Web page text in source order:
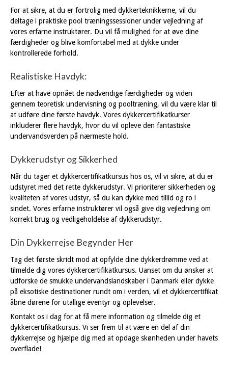
For at sikre, at du er fortrolig med dykkerteknikkerne, vil du
deltage i praktiske pool træningssessioner under vejledning af
vores erfarne instruktører. Du vil få mulighed for at øve dine
færdigheder og blive komfortabel med at dykke under
kontrollerede forhold.
Realistiske Havdyk:
Efter at have opnået de nødvendige færdigheder og viden
gennem teoretisk undervisning og pooltræning, vil du være klar til
at udføre dine første havdyk. Vores dykkercertifikatkurser
inkluderer flere havdyk, hvor du vil opleve den fantastiske
undervandsverden på nærmeste hold.
Dykkerudstyr og Sikkerhed
Når du tager et dykkercertifikatkursus hos os, vil vi sikre, at du er
udstyret med det rette dykkerudstyr. Vi prioriterer sikkerheden og
kvaliteten af vores udstyr, så du kan dykke med tillid og ro i
sindet. Vores erfarne instruktører vil også give dig vejledning om
korrekt brug og vedligeholdelse af dykkerudstyr.
Din Dykkerrejse Begynder Her
Tag det første skridt mod at opfylde dine dykkerdrømme ved at
tilmelde dig vores dykkercertifikatkursus. Uanset om du ønsker at
udforske de smukke undervandslandskaber i Danmark eller dykke
på eksotiske destinationer rundt om i verden, vil et dykkercertifikat
åbne dørene for utallige eventyr og oplevelser.
Kontakt os i dag for at få mere information og tilmelde dig et
dykkercertifikatkursus. Vi ser frem til at være en del af din
dykkerrejse og hjælpe dig med at opdage skønheden under havets
overflade!